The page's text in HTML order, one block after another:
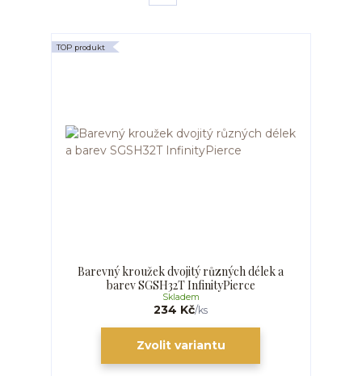
TOP produkt
Barevný kroužek dvojitý různých délek a
barev SGSH32T InfinityPierce
234 Kč/ks
Skladem
Zvolit variantu